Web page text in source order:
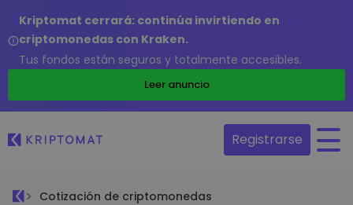
Kriptomat cerrará: continúa invirtiendo en
criptomonedas con Kraken.
Tus fondos están seguros y totalmente accesibles.
Leer anuncio
Registrarse
Cotización de criptomonedas